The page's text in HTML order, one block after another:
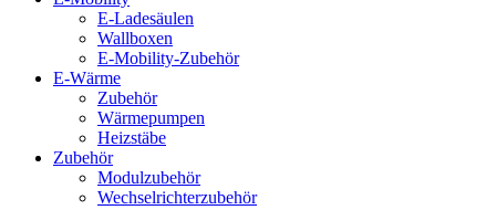
E-Ladesäulen
Wallboxen
E-Mobility-Zubehör
E-Wärme
Zubehör
Wärmepumpen
Heizstäbe
Zubehör
Modulzubehör
Wechselrichterzubehör